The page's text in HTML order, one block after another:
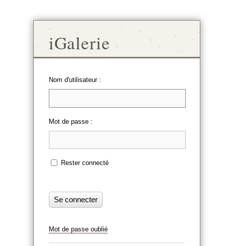
iGalerie
Nom d'utilisateur :
Mot de passe :
Rester connecté
Mot de passe oublié